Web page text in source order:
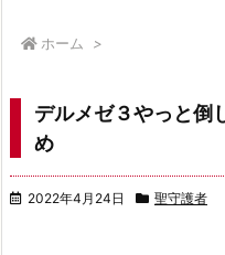
ホーム >
デルメゼ３やっと
め
2022年4月24日 聖守護者